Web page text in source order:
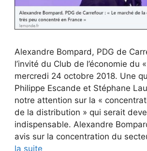
Alexandre Bompard, PDG de
l’invité du Club de l’économie du
mercredi 24 octobre 2018. Une
Philippe Escande et Stéphane
notre attention sur la «
de la distribution » qui serait
indispensable. Alexandre
avis sur la concentration du
la suite